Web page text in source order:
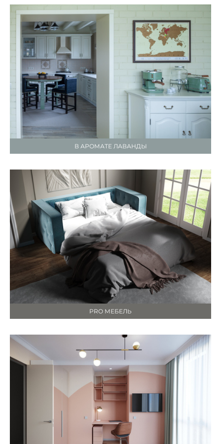
В АРОМАТЕ ЛАВАНДЫ
PRO МЕБЕЛЬ